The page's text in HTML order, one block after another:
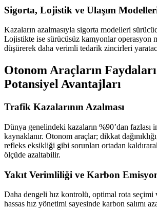
Sigorta, Lojistik ve Ulaşım
Kazaların azalmasıyla sigorta modelleri
Lojistikte ise sürücüsüz kamyonlar operasyon
düşürerek daha verimli tedarik zincirleri
Otonom Araçların
Potansiyel Avantajları
Trafik Kazalarının Azalması
Dünya genelindeki kazaların %90’dan fazlası
kaynaklanır. Otonom araçlar; dikkat
refleks eksikliği gibi sorunları ortadan
ölçüde azaltabilir.
Yakıt Verimliliği ve Karbon
Daha dengeli hız kontrolü, optimal rota seçimi
hassas hız yönetimi sayesinde karbon salımı